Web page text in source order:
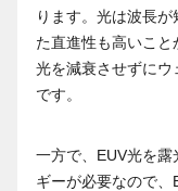
ります。光は波長
た直進性も高いこ
光を減衰させずに
です。
一方で、EUV光を
ギーが必要なので